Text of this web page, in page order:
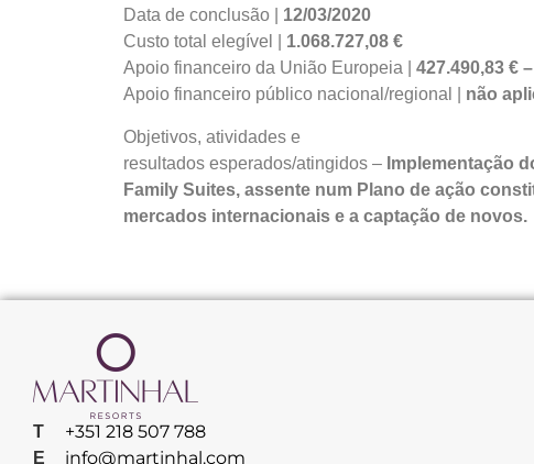
Data de conclusão | 12/03/2020
Custo total elegível | 1.068.727,08 €
Apoio financeiro da União Europeia | 427.490,83 €
Apoio financeiro público nacional/regional | não
Objetivos, atividades e
resultados esperados/atingidos – Implementação
Family Suites, assente num Plano de ação
mercados internacionais e a captação de novos.
T
E
+351 218 507 788
info@martinhal.com